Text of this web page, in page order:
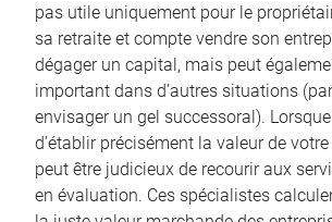
pas utile uniquement pour le
sa retraite et compte vendre son
dégager un capital, mais peut
important dans d’autres situations
envisager un gel successoral).
d’établir précisément la valeur de
peut être judicieux de recourir aux
en évaluation. Ces spécialistes